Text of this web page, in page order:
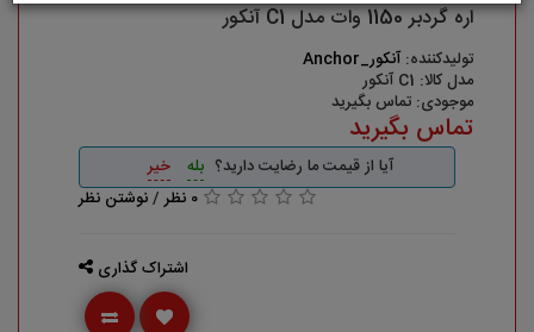
اره گردبر 1150 وات مدل C1 آنکور
تولیدکننده: آنکور_Anchor
مدل کالا: C1 آنکور
موجودی: تماس بگیرید
تماس بگیرید
آیا از قیمت ما رضایت دارید؟ بله
خیر
0 نظر
/نوشتن نظر
اشتراک گذاری